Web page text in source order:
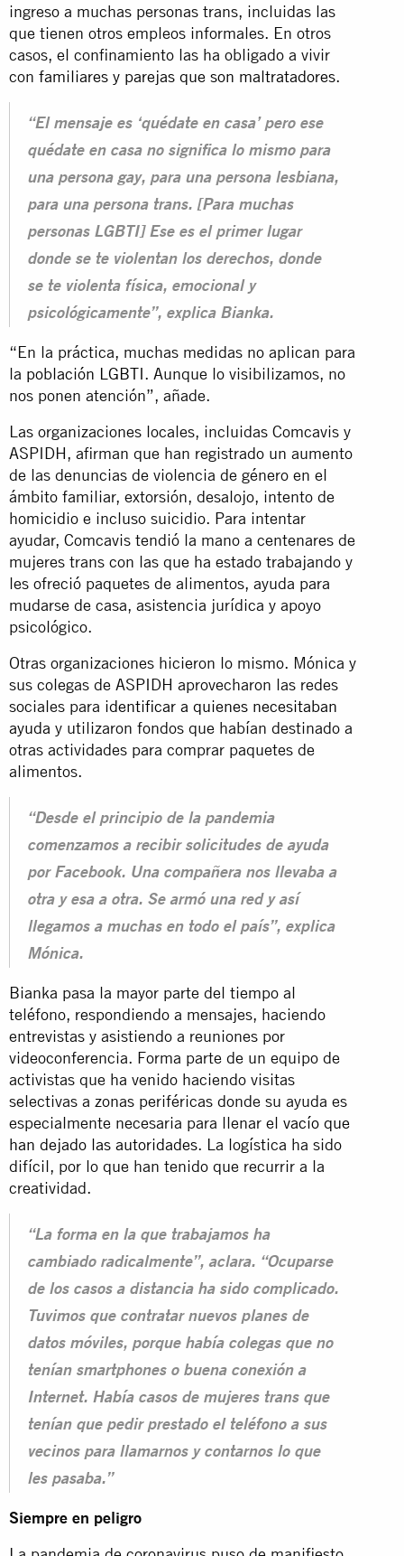
ingreso a muchas personas trans, incluidas las
que tienen otros empleos informales. En otros
casos, el confinamiento las ha obligado a vivir
con familiares y parejas que son maltratadores.
“El mensaje es ‘quédate en casa’ pero ese
quédate en casa no significa lo mismo para
una persona gay, para una persona lesbiana,
para una persona trans. [Para muchas
personas LGBTI] Ese es el primer lugar
donde se te violentan los derechos, donde
se te violenta física, emocional y
psicológicamente”, explica Bianka.
“En la práctica, muchas medidas no aplican para
la población LGBTI. Aunque lo visibilizamos, no
nos ponen atención”, añade.
Las organizaciones locales, incluidas Comcavis y
ASPIDH, afirman que han registrado un aumento
de las denuncias de violencia de género en el
ámbito familiar, extorsión, desalojo, intento de
homicidio e incluso suicidio. Para intentar
ayudar, Comcavis tendió la mano a centenares de
mujeres trans con las que ha estado trabajando y
les ofreció paquetes de alimentos, ayuda para
mudarse de casa, asistencia jurídica y apoyo
psicológico.
Otras organizaciones hicieron lo mismo. Mónica y
sus colegas de ASPIDH aprovecharon las redes
sociales para identificar a quienes necesitaban
ayuda y utilizaron fondos que habían destinado a
otras actividades para comprar paquetes de
alimentos.
“Desde el principio de la pandemia
comenzamos a recibir solicitudes de ayuda
por Facebook. Una compañera nos llevaba a
otra y esa a otra. Se armó una red y así
llegamos a muchas en todo el país”, explica
Mónica.
Bianka pasa la mayor parte del tiempo al
teléfono, respondiendo a mensajes, haciendo
entrevistas y asistiendo a reuniones por
videoconferencia. Forma parte de un equipo de
activistas que ha venido haciendo visitas
selectivas a zonas periféricas donde su ayuda es
especialmente necesaria para llenar el vacío que
han dejado las autoridades. La logística ha sido
difícil, por lo que han tenido que recurrir a la
creatividad.
“La forma en la que trabajamos ha
cambiado radicalmente”, aclara. “Ocuparse
de los casos a distancia ha sido complicado.
Tuvimos que contratar nuevos planes de
datos móviles, porque había colegas que no
tenían smartphones o buena conexión a
Internet. Había casos de mujeres trans que
tenían que pedir prestado el teléfono a sus
vecinos para llamarnos y contarnos lo que
les pasaba.”
Siempre en peligro